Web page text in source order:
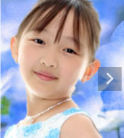
インナー・パニエ